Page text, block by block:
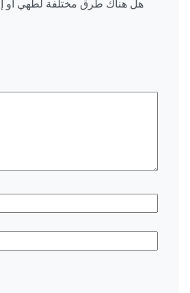
هل هناك طرق مختلفة لطهي أو